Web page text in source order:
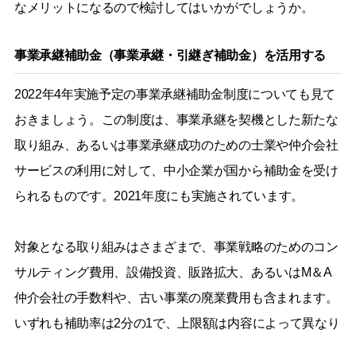
なメリットになるので検討してはいかがでしょうか。
事業承継補助金（事業承継・引継ぎ補助金）を活用する
2022年4年実施予定の事業承継補助金制度についても見て
おきましょう。この制度は、事業承継を契機とした新たな
取り組み、あるいは事業承継成功のための士業や仲介会社
サービスの利用に対して、中小企業が国から補助金を受け
られるものです。2021年度にも実施されています。
対象となる取り組みはさまざまで、事業戦略のためのコン
サルティング費用、設備投資、販路拡大、あるいはM＆A
仲介会社の手数料や、古い事業の廃業費用も含まれます。
いずれも補助率は2分の1で、上限額は内容によって異なり